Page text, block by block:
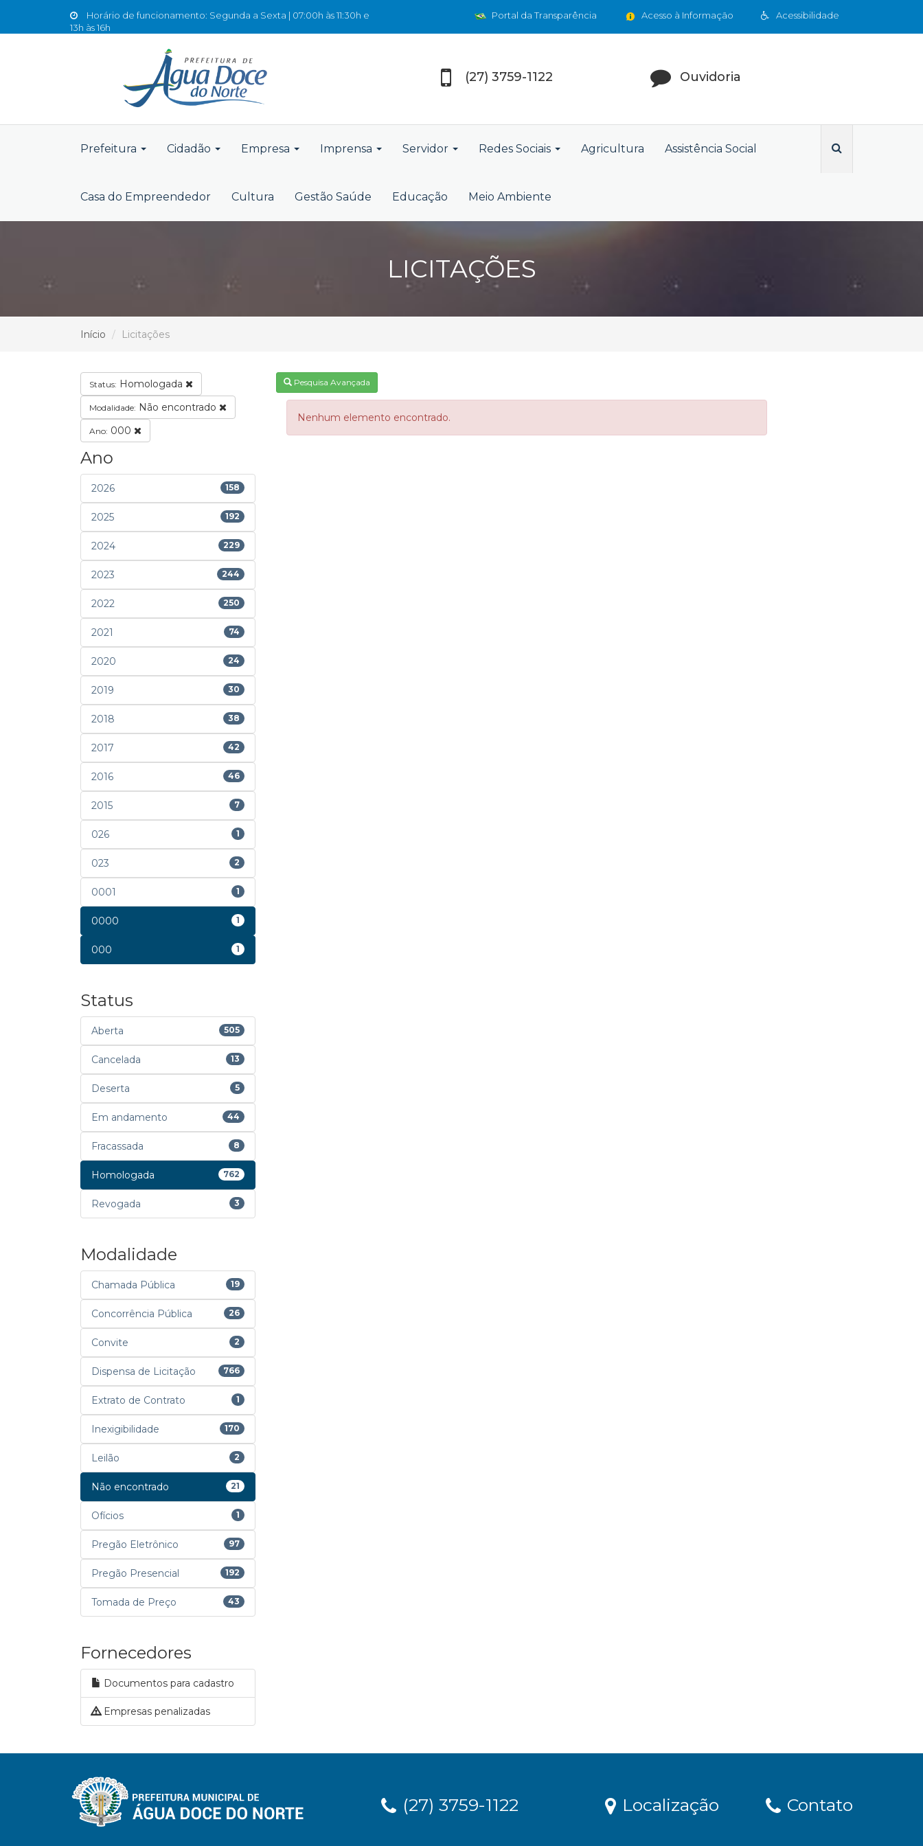
Horário de funcionamento: Segunda a Sexta | 07:00h às 11:30h e
13h às 16h
Acessibilidade
Acesso à Informação
Portal da Transparência
(27) 3759-1122 Ouvidoria
Prefeitura Cidadão Empresa Imprensa Servidor Redes Sociais Agricultura Assistência Social
Casa do Empreendedor Cultura Gestão Saúde Educação Meio Ambiente
LICITAÇÕES
Início Licitações
Status: Homologada
Modalidade: Não encontrado
Ano: 000
Ano
2026 158
2025 192
2024 229
2023 244
2022 250
2021 74
2020 24
2019 30
2018 38
2017 42
2016 46
2015 7
026 1
023 2
0001 1
0000 1
000 1
Status
Aberta 505
Cancelada 13
Deserta 5
Em andamento 44
Fracassada 8
Homologada 762
Revogada 3
Modalidade
Chamada Pública 19
Concorrência Pública 26
Convite 2
Dispensa de Licitação 766
Extrato de Contrato 1
Inexigibilidade 170
Leilão 2
Não encontrado 21
Ofícios 1
Pregão Eletrônico 97
Pregão Presencial 192
Tomada de Preço 43
Fornecedores
Documentos para cadastro
Empresas penalizadas
Pesquisa Avançada
Nenhum elemento encontrado.
(27) 3759-1122 Localização Contato